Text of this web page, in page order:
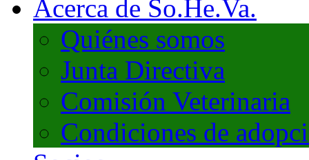
Acerca de So.He.Va.
Quiénes somos
Junta Directiva
Comisión Veterinaria
Condiciones de